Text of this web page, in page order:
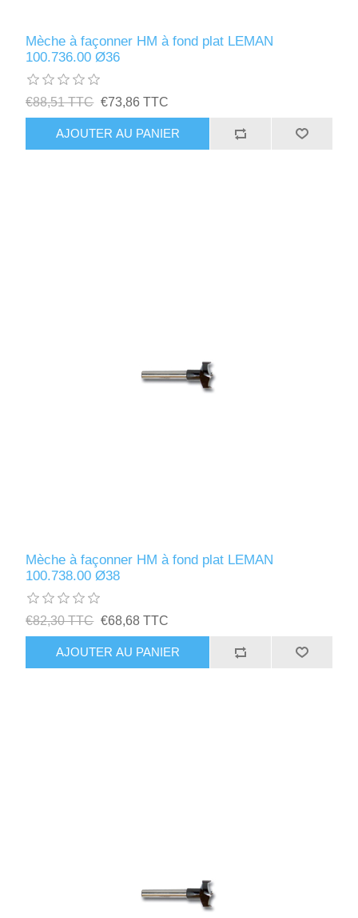
Mèche à façonner HM à fond plat LEMAN
100.736.00 Ø36
€88,51 TTC €73,86 TTC
Mèche à façonner HM à fond plat LEMAN
100.738.00 Ø38
€82,30 TTC €68,68 TTC